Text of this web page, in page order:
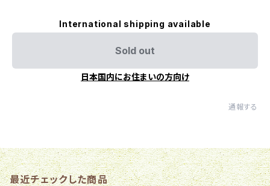
International shipping available
Sold out
日本国内にお住まいの方向け
通報する
最近チェックした商品